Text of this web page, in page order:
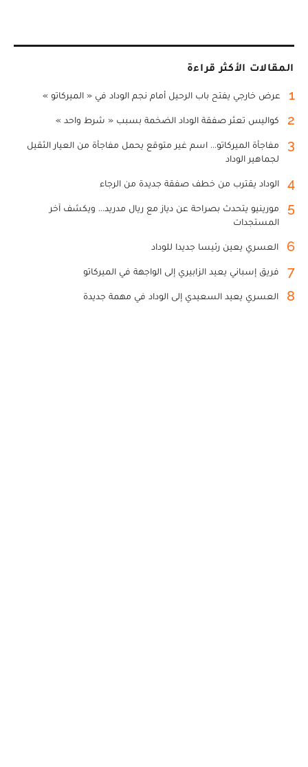
المقالات الأكثر قراءة
1 عرض خارجي يفتح باب الرحيل أمام نجم الوداد في « الميركاتو »
2 كواليس تعثر صفقة الوداد الضخمة بسبب « شرط واحد »
3
مفاجأة الميركاتو... اسم غير متوقع يحمل مفاجأة من العيار الثقيل
لجماهير الوداد
4 الوداد يقترب من خطف صفقة جديدة من الرجاء
5
مورينيو يتحدث بصراحة عن دياز مع ريال مدريد... ويكشف آخر
المستجدات
6 العسري يعين رئيسا جديدا للوداد
7 فريق إسباني يعيد الزابيري إلى الواجهة في الميركاتو
8 العسري يعيد السعيدي إلى الوداد في مهمة جديدة